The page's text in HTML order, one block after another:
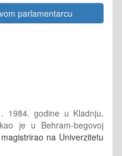
parlamentarcu
1984. godine u Kladnju.
je u Behram-begovoj
na Univerzitetu